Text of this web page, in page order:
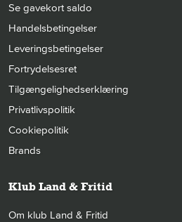
Se gavekort saldo
Handelsbetingelser
Leveringsbetingelser
Fortrydelsesret
Tilgængelighedserklæring
Privatlivspolitik
Cookiepolitik
Brands
Klub Land & Fritid
Om klub Land & Fritid